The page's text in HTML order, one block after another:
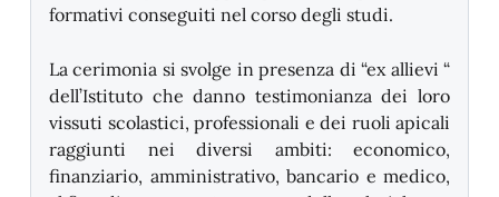
formativi conseguiti nel corso degli studi.
La cerimonia si svolge in presenza di “ex allievi “
dell’Istituto che danno testimonianza dei loro
vissuti scolastici, professionali e dei ruoli apicali
raggiunti nei diversi ambiti: economico,
finanziario, amministrativo, bancario e medico,